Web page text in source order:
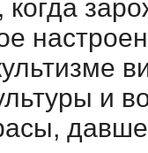
когда
и